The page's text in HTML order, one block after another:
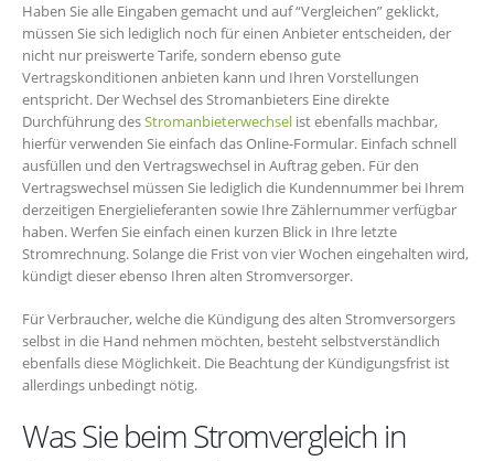
Haben Sie alle Eingaben gemacht und auf “Vergleichen” geklickt,
müssen Sie sich lediglich noch für einen Anbieter entscheiden, der
nicht nur preiswerte Tarife, sondern ebenso gute
Vertragskonditionen anbieten kann und Ihren Vorstellungen
entspricht. Der Wechsel des Stromanbieters Eine direkte
Durchführung desStromanbieterwechsel ist ebenfalls machbar,
hierfür verwenden Sie einfach das Online-Formular. Einfach schnell
ausfüllen und den Vertragswechsel in Auftrag geben. Für den
Vertragswechsel müssen Sie lediglich die Kundennummer bei Ihrem
derzeitigen Energielieferanten sowie Ihre Zählernummer verfügbar
haben. Werfen Sie einfach einen kurzen Blick in Ihre letzte
Stromrechnung. Solange die Frist von vier Wochen eingehalten wird,
kündigt dieser ebenso Ihren alten Stromversorger.
Für Verbraucher, welche die Kündigung des alten Stromversorgers
selbst in die Hand nehmen möchten, besteht selbstverständlich
ebenfalls diese Möglichkeit. Die Beachtung der Kündigungsfrist ist
allerdings unbedingt nötig.
Was Sie beim Stromvergleich in